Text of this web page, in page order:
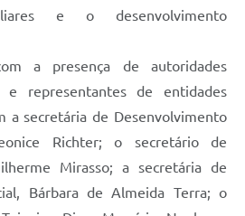
e o desenvolvimento
a presença de autoridades
e representantes de entidades
a secretária de Desenvolvimento
Richter; o secretário de
Mirasso; a secretária de
Bárbara de Almeida Terra; o